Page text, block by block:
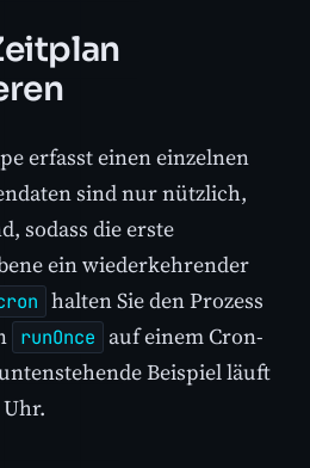
erfasst einen einzelnen
sind nur nützlich,
sodass die erste
ein wiederkehrender
halten Sie den Prozess
runOnce
auf einem Cron-
Beispiel läuft